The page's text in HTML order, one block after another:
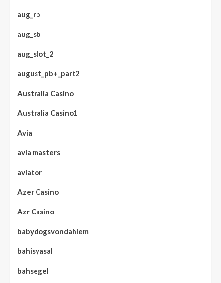
aug_rb
aug_sb
aug_slot_2
august_pb+_part2
Australia Casino
Australia Casino1
Avia
avia masters
aviator
Azer Casino
Azr Casino
babydogsvondahlem
bahisyasal
bahsegel